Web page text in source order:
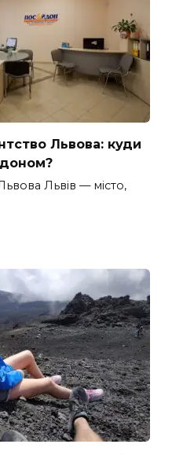
Львова: куди
Львів — місто,